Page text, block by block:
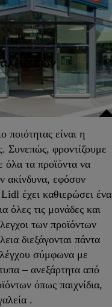
των
ποιότητας είναι η
Συνεπώς, φροντίζουμε
τα προϊόντα να
ακίνδυνα, εφόσον
έχει καθιερώσει ένα
όλες τις μονάδες και
των προϊόντων
διεξάγονται πάντα
σύμφωνα με
– ανεξάρτητα από
όπως παιχνίδια,
.